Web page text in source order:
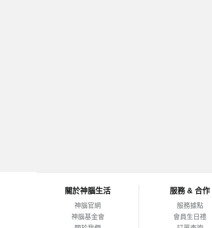
關於神腦生活
神腦官網
神腦基金會
服務 & 合作
服務據點
會員生日禮